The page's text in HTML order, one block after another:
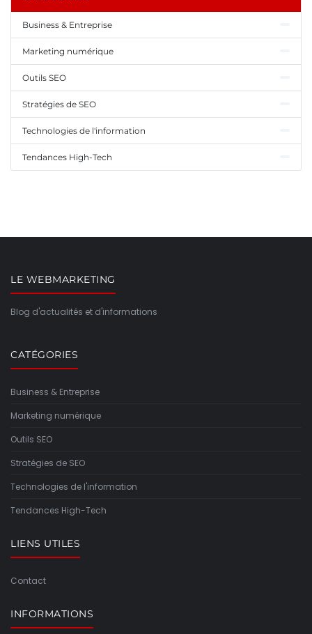
Business & Entreprise
Marketing numérique
Outils SEO
Stratégies de SEO
Technologies de l'information
Tendances High-Tech
LE WEBMARKETING
Blog d'actualités et d'informations
CATÉGORIES
Business & Entreprise
Marketing numérique
Outils SEO
Stratégies de SEO
Technologies de l'information
Tendances High-Tech
LIENS UTILES
Contact
INFORMATIONS